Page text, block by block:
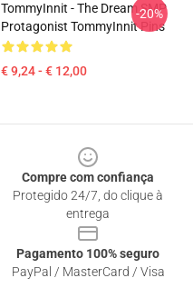
TommyInnit - The Dream SMP
Protagonist TommyInnit Pins
€ 9,24 - € 12,00
-20%
Compre com confiança
Protegido 24/7, do clique à
entrega
Pagamento 100% seguro
PayPal / MasterCard / Visa